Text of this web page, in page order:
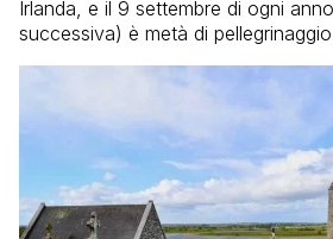
Irlanda, e il 9 settembre di ogni
successiva) è metà di